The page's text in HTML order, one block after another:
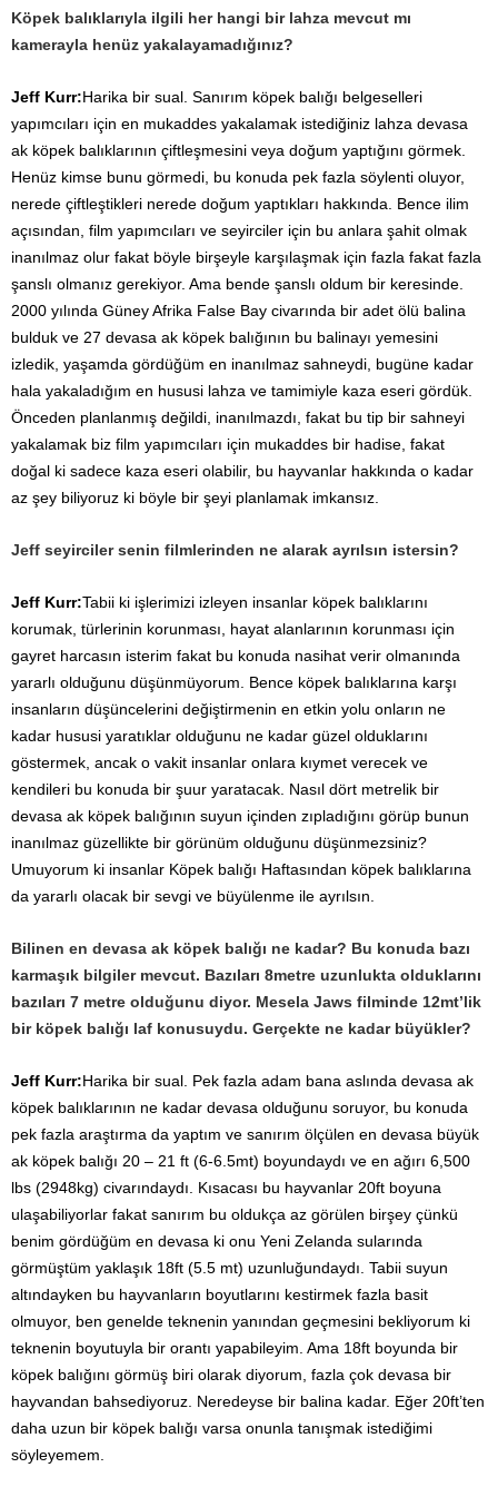
Köpek balıklarıyla ilgili her hangi bir lahza mevcut mı
kamerayla henüz yakalayamadığınız?
Jeff Kurr:Harika bir sual. Sanırım köpek balığı belgeselleri
yapımcıları için en mukaddes yakalamak istediğiniz lahza devasa
ak köpek balıklarının çiftleşmesini veya doğum yaptığını görmek.
Henüz kimse bunu görmedi, bu konuda pek fazla söylenti oluyor,
nerede çiftleştikleri nerede doğum yaptıkları hakkında. Bence ilim
açısından, film yapımcıları ve seyirciler için bu anlara şahit olmak
inanılmaz olur fakat böyle birşeyle karşılaşmak için fazla fakat fazla
şanslı olmanız gerekiyor. Ama bende şanslı oldum bir keresinde.
2000 yılında Güney Afrika False Bay civarında bir adet ölü balina
bulduk ve 27 devasa ak köpek balığının bu balinayı yemesini
izledik, yaşamda gördüğüm en inanılmaz sahneydi, bugüne kadar
hala yakaladığım en hususi lahza ve tamimiyle kaza eseri gördük.
Önceden planlanmış değildi, inanılmazdı, fakat bu tip bir sahneyi
yakalamak biz film yapımcıları için mukaddes bir hadise, fakat
doğal ki sadece kaza eseri olabilir, bu hayvanlar hakkında o kadar
az şey biliyoruz ki böyle bir şeyi planlamak imkansız.
Jeff seyirciler senin filmlerinden ne alarak ayrılsın istersin?
Jeff Kurr:Tabii ki işlerimizi izleyen insanlar köpek balıklarını
korumak, türlerinin korunması, hayat alanlarının korunması için
gayret harcasın isterim fakat bu konuda nasihat verir olmanında
yararlı olduğunu düşünmüyorum. Bence köpek balıklarına karşı
insanların düşüncelerini değiştirmenin en etkin yolu onların ne
kadar hususi yaratıklar olduğunu ne kadar güzel olduklarını
göstermek, ancak o vakit insanlar onlara kıymet verecek ve
kendileri bu konuda bir şuur yaratacak. Nasıl dört metrelik bir
devasa ak köpek balığının suyun içinden zıpladığını görüp bunun
inanılmaz güzellikte bir görünüm olduğunu düşünmezsiniz?
Umuyorum ki insanlar Köpek balığı Haftasından köpek balıklarına
da yararlı olacak bir sevgi ve büyülenme ile ayrılsın.
Bilinen en devasa ak köpek balığı ne kadar? Bu konuda bazı
karmaşık bilgiler mevcut. Bazıları 8metre uzunlukta olduklarını
bazıları 7 metre olduğunu diyor. Mesela Jaws filminde 12mt’lik
bir köpek balığı laf konusuydu. Gerçekte ne kadar büyükler?
Jeff Kurr:Harika bir sual. Pek fazla adam bana aslında devasa ak
köpek balıklarının ne kadar devasa olduğunu soruyor, bu konuda
pek fazla araştırma da yaptım ve sanırım ölçülen en devasa büyük
ak köpek balığı 20 – 21 ft (6-6.5mt) boyundaydı ve en ağırı 6,500
lbs (2948kg) civarındaydı. Kısacası bu hayvanlar 20ft boyuna
ulaşabiliyorlar fakat sanırım bu oldukça az görülen birşey çünkü
benim gördüğüm en devasa ki onu Yeni Zelanda sularında
görmüştüm yaklaşık 18ft (5.5 mt) uzunluğundaydı. Tabii suyun
altındayken bu hayvanların boyutlarını kestirmek fazla basit
olmuyor, ben genelde teknenin yanından geçmesini bekliyorum ki
teknenin boyutuyla bir orantı yapabileyim. Ama 18ft boyunda bir
köpek balığını görmüş biri olarak diyorum, fazla çok devasa bir
hayvandan bahsediyoruz. Neredeyse bir balina kadar. Eğer 20ft’ten
daha uzun bir köpek balığı varsa onunla tanışmak istediğimi
söyleyemem.